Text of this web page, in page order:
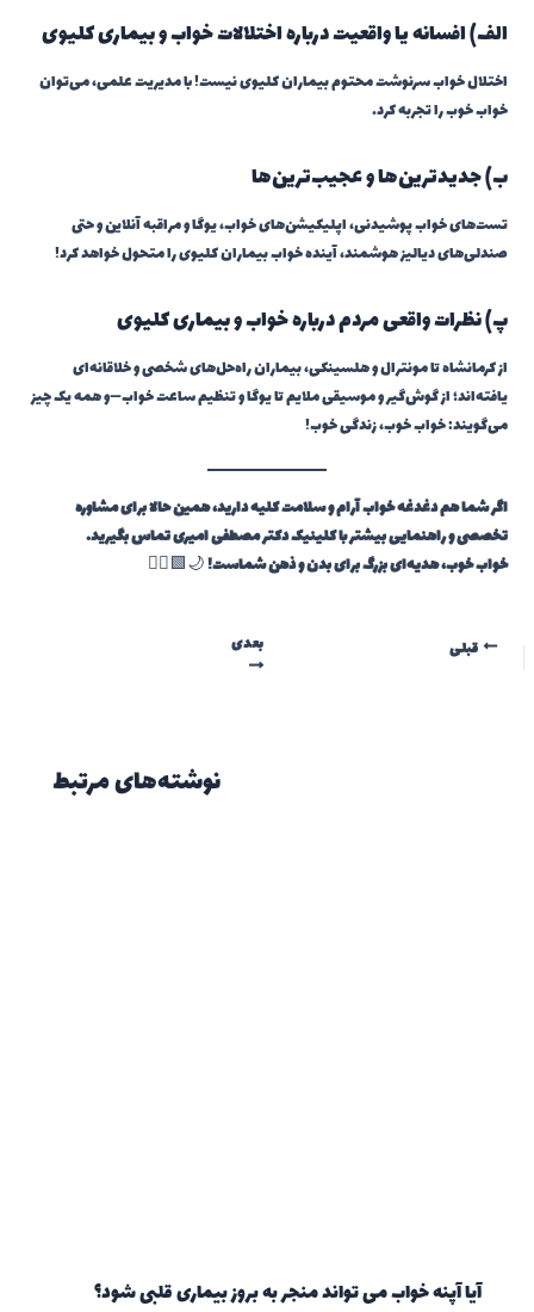
الف) افسانه یا واقعیت درباره اختلالات خواب و بیماری کلیوی
اختلال خواب سرنوشت محتوم بیماران کلیوی نیست! با مدیریت علمی، می‌توان
خواب خوب را تجربه کرد.
ب) جدیدترین‌ها و عجیب‌ترین‌ها
تست‌های خواب پوشیدنی، اپلیکیشن‌های خواب، یوگا و مراقبه آنلاین و حتی
صندلی‌های دیالیز هوشمند، آینده خواب بیماران کلیوی را متحول خواهد کرد!
پ) نظرات واقعی مردم درباره خواب و بیماری کلیوی
از کرمانشاه تا مونترال و هلسینکی، بیماران راه‌حل‌های شخصی و خلاقانه‌ای
یافته‌اند؛ از گوش‌گیر و موسیقی ملایم تا یوگا و تنظیم ساعت خواب—و همه یک چیز
می‌گویند: خواب خوب، زندگی خوب!
اگر شما هم دغدغه خواب آرام و سلامت کلیه دارید، همین حالا برای مشاوره
تخصصی و راهنمایی بیشتر با کلینیک دکتر مصطفی امیری تماس بگیرید.
خواب خوب، هدیه‌ای بزرگ برای بدن و ذهن شماست!🌙🟩👨‍⚕️
قبلی بعدی
نوشته‌های مرتبط
آیا آپنه خواب می تواند منجر به بروز بیماری قلبی شود؟